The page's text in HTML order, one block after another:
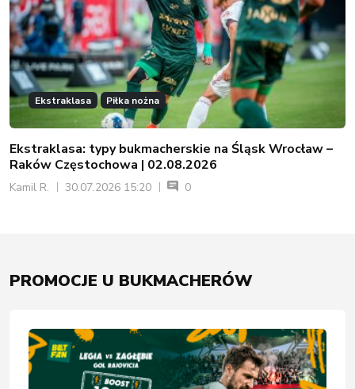
Ekstraklasa Piłka nożna
Ekstraklasa: typy bukmacherskie na Śląsk Wrocław –
Raków Częstochowa | 02.08.2026
Kamil R. 30.07.2026 15:20 0
PROMOCJE U BUKMACHERÓW